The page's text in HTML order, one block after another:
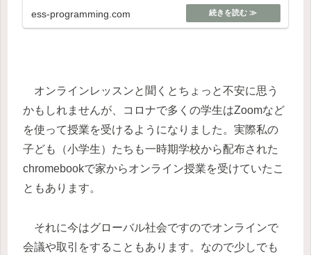
ess-programming.com
オンラインレッスンと聞くとちょっと不安に思う
かもしれませんが、コロナで多くの学生はZoomなど
を使って授業を受けるようになりました。実際私の
子ども（小学生）たちも一時期学校から配布された
chromebookで家からオンライン授業を受けていたこ
ともあります。
それに今はグローバル社会ですのでオンラインで
会議や取引をすることもあります。なので少しでも